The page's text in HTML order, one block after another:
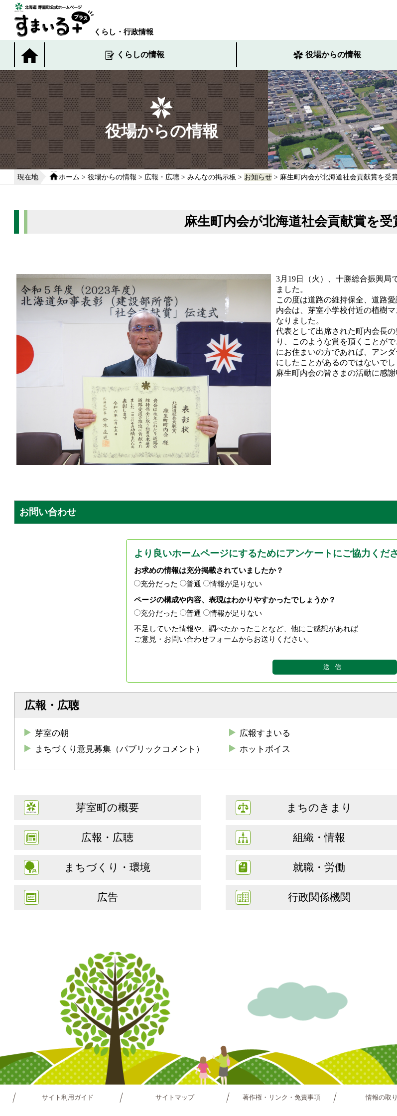
くらし・行政情報
くらしの情報 役場からの情報
役場からの情報
現在地 ホーム > 役場からの情報 > 広報・広聴 > みんなの掲示板 > お知らせ > 麻生町内会が北海道社会貢献賞を受
麻生町内会が北海道社会貢献賞を受
3月19日（火）、十勝総合振興局
ました。
この度は道路の維持保全、道路
内会は、芽室小学校付近の植樹
なりました。
代表として出席された町内会長
り、このような賞を頂くことが
にお住まいの方であれば、アン
にしたことがあるのではないでし
麻生町内会の皆さまの活動に感
お問い合わせ
より良いホームページにするためにアンケートにご協力くださ
お求めの情報は充分掲載されていましたか？
充分だった
普通
情報が足りない
ページの構成や内容、表現はわかりやすかったでしょうか？
充分だった
普通
情報が足りない
不足していた情報や、調べたかったことなど、他にご感想があれば
ご意見・お問い合わせフォームからお送りください。
広報・広聴
芽室の朝 広報すまいる
まちづくり意見募集（パブリックコメント）
ホットボイス
芽室町の概要 まちのきまり
広報・広聴 組織・情報
まちづくり・環境 就職・労働
広告 行政関係機関
サイト利用ガイド サイトマップ 著作権・リンク・免責事項 情報の取